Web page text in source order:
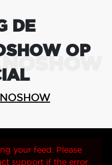
DE
OP
your feed. Please
support if the error